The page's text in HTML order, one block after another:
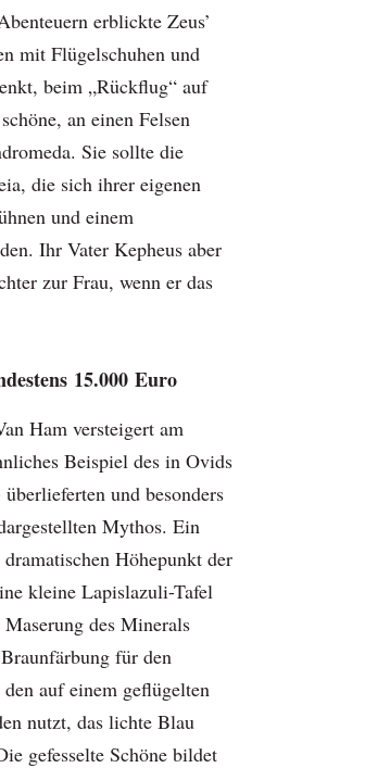
erblickte Zeus’
mit Flügelschuhen und
beim „Rückflug“ auf
an einen Felsen
Sie sollte die
die sich ihrer eigenen
und einem
Ihr Vater Kepheus aber
zur Frau, wenn er das
15.000 Euro
Ham versteigert am
Beispiel des in Ovids
und besonders
Mythos. Ein
Höhepunkt der
kleine Lapislazuli-Tafel
des Minerals
für den
auf einem geflügelten
nutzt, das lichte Blau
gefesselte Schöne bildet